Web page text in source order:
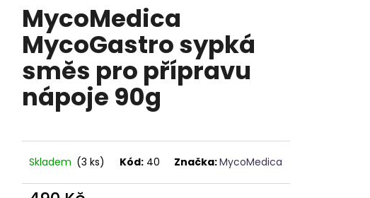
MycoMedica
MycoGastro sypká
směs pro přípravu
nápoje 90g
Skladem (3 ks) Kód: 40 Značka:MycoMedica
Následující